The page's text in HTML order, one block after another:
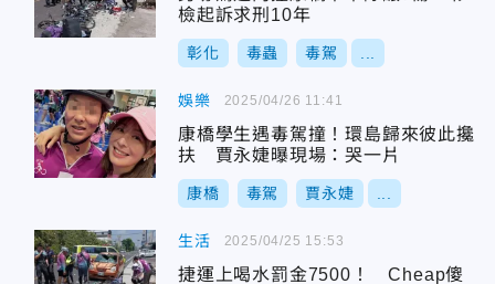
檢起訴求刑10年
彰化 毒蟲 毒駕
娛樂
康橋學生遇毒駕撞！環島歸來彼此攙
扶 賈永婕曝現場：哭一片
康橋 毒駕 賈永婕
2025/04/26 11:41
生活
捷運上喝水罰金7500！ Cheap傻
2025/04/25 15:53